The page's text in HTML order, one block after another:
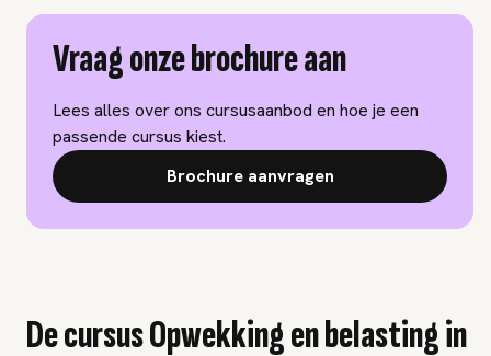
Vraag onze brochure aan
Lees alles over ons cursusaanbod en hoe je een
passende cursus kiest.
Brochure aanvragen
De cursus Opwekking en belasting in